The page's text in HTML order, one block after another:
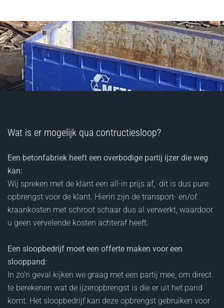
Wat is er mogelijk qua contructiesloop?
Een betonfabriek heeft een overbodige partij ijzer die weg
kan:
Wij spreken met de klant een all-in prijs af, dit is dus pure
opbrengst voor de klant. Hierin zijn de transport- en/of
kraankosten met schroot schaar dus al verwerkt, waardoor
u geen vervelende kosten achteraf heeft.
Een sloopbedrijf moet een offerte maken voor een
slooppand:
In zo’n geval kijken we graag met een partij mee, om direct
te berekenen wat de ijzeropbrengst is die er uit het pand
komt. Het sloopbedrijf kan deze opbrengst gebruiken voor